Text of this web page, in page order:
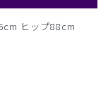
ヒップ88cm